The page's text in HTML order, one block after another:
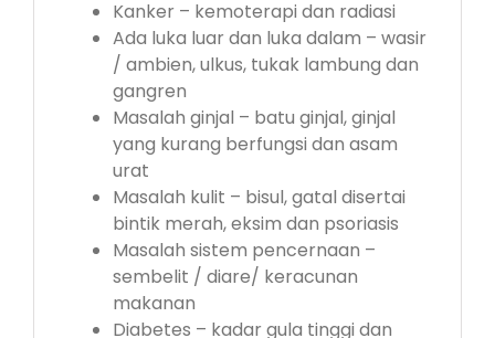
Kanker – kemoterapi dan radiasi
Ada luka luar dan luka dalam – wasir
/ ambien, ulkus, tukak lambung dan
gangren
Masalah ginjal – batu ginjal, ginjal
yang kurang berfungsi dan asam
urat
Masalah kulit – bisul, gatal disertai
bintik merah, eksim dan psoriasis
Masalah sistem pencernaan –
sembelit / diare/ keracunan
makanan
Diabetes – kadar gula tinggi dan